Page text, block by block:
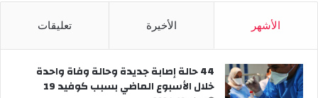
الأشهر الأخيرة تعليقات
44 حالة إصابة جديدة وحالة وفاة واحدة
خلال الأسبوع الماضي بسبب كوفيد 19